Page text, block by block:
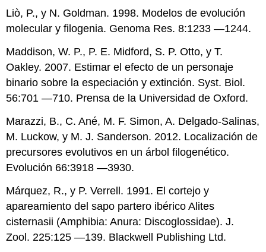
Liò, P., y N. Goldman. 1998. Modelos de evolución
molecular y filogenia. Genoma Res. 8:1233 —1244.
Maddison, W. P., P. E. Midford, S. P. Otto, y T.
Oakley. 2007. Estimar el efecto de un personaje
binario sobre la especiación y extinción. Syst. Biol.
56:701 —710. Prensa de la Universidad de Oxford.
Marazzi, B., C. Ané, M. F. Simon, A. Delgado-Salinas,
M. Luckow, y M. J. Sanderson. 2012. Localización de
precursores evolutivos en un árbol filogenético.
Evolución 66:3918 —3930.
Márquez, R., y P. Verrell. 1991. El cortejo y
apareamiento del sapo partero ibérico Alites
cisternasii (Amphibia: Anura: Discoglossidae). J.
Zool. 225:125 —139. Blackwell Publishing Ltd.